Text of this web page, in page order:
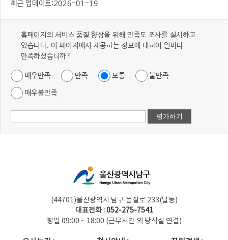
최근 업데이트:2026-01-19
홈페이지의 서비스 품질 향상을 위해 만족도 조사를 실시하고
있습니다. 이 페이지에서 제공하는 정보에 대하여 얼마나
만족하셨습니까?
매우만족 만족 보통 불만족
매우불만족
(44701)울산광역시 남구 돋질로 233(달동)
대표전화 :052-275-7541
평일 09:00 ~ 18:00 (근무시간 외 당직실 연결)